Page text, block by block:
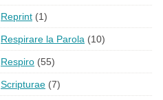
Reprint (1)
Respirare la Parola (10)
Respiro (55)
Scripturae (7)